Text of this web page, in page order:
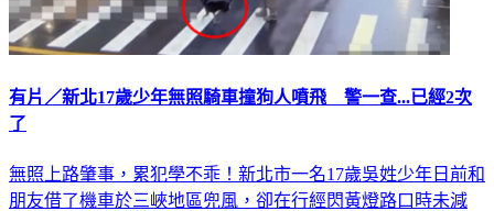
有片／新北17歲少年無照騎車撞狗人噴飛 警一查...已經2次
了
無照上路肇事，累犯學不乖！新北市一名17歲吳姓少年日前和
朋友借了機車於三峽地區兜風，卻在行經閃黃燈路口時未減